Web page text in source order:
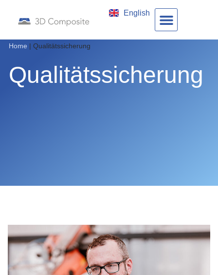
English
Home | Qualitätssicherung
Qualitäts­sicherung